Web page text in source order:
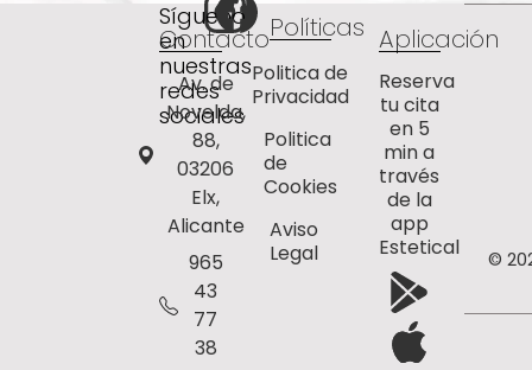
Síguenos
en
nuestras
redes
sociales
Contacto
Av. de
Novelda,
88,
03206
Elx,
Alicante
965
43
77
38
Políticas
Politica de
Privacidad
Politica
de
Cookies
Aviso
Legal
Aplicación
Reserva
tu cita
en 5
min a
través
de la
app
Estetical
©